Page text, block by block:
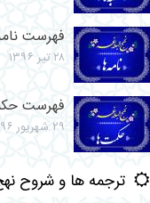
فهرست
۲۸ تیر ۱۳۹۶
فهرست
۲۹ شهریور ۱۳۹۶
ترجمه ها و شروح نهج